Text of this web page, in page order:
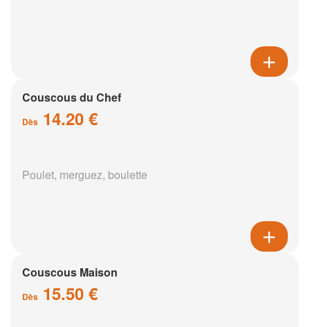
Couscous du Chef
Dès 14.20 €
Poulet, merguez, boulette
Couscous Maison
Dès 15.50 €